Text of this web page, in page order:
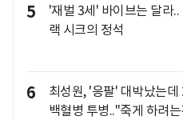
5
'재벌 3세' 바이브는 달라
랙 시크의 정석
6
최성원, '응팔' 대박났는데
백혈병 투병.."죽게 하려